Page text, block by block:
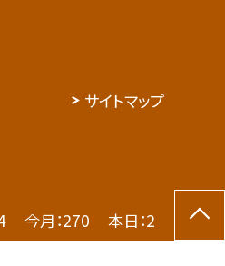
サイトマップ
今月：270 本日：2